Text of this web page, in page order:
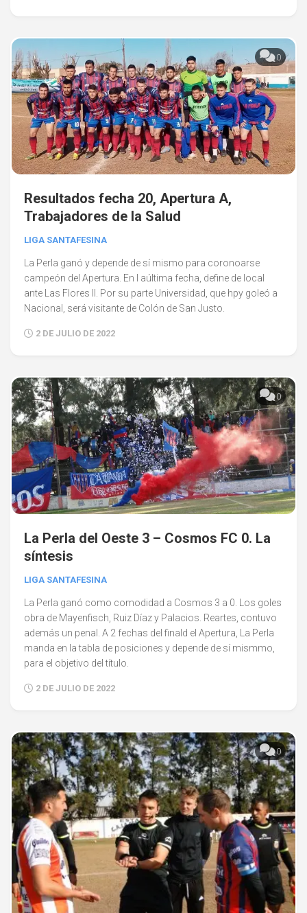
0
Resultados fecha 20, Apertura A,
Trabajadores de la Salud
LIGA SANTAFESINA
La Perla ganó y depende de sí mismo para coronoarse
campeón del Apertura. En l aúltima fecha, define de local
ante Las Flores II. Por su parte Universidad, que hpy goleó a
Nacional, será visitante de Colón de San Justo.
2 DE JULIO DE 2022
0
La Perla del Oeste 3 – Cosmos FC 0. La
síntesis
LIGA SANTAFESINA
La Perla ganó como comodidad a Cosmos 3 a 0. Los goles
obra de Mayenfisch, Ruiz Díaz y Palacios. Reartes, contuvo
además un penal. A 2 fechas del finald el Apertura, La Perla
manda en la tabla de posiciones y depende de sí mismmo,
para el objetivo del título.
2 DE JULIO DE 2022
0